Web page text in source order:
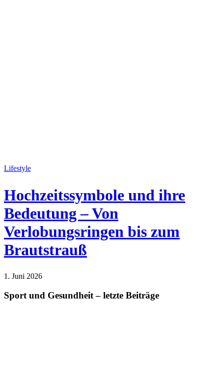
Lifestyle
Hochzeitssymbole und ihre
Bedeutung – Von
Verlobungsringen bis zum
Brautstrauß
1. Juni 2026
Sport und Gesundheit – letzte Beiträge